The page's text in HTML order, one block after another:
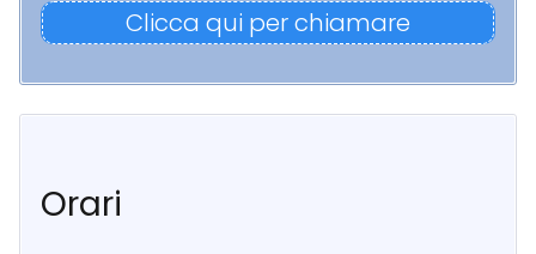
Clicca qui per chiamare
Orari